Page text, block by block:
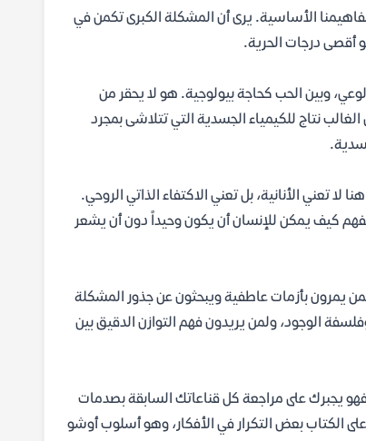
الأساسية. يرى أن المشكلة الكبرى تكمن في
أقصى درجات الحرية.
وبين الحب كحاجة بيولوجية. هو لا يحقر من
نتاج للكيمياء الجسدية التي تتلاشى بمجرد
تعني الأنانية، بل تعني الاكتفاء الذاتي الروحي.
كيف يمكن للإنسان أن يكون وحيداً دون أن يشعر
يمرون بأزمات عاطفية ويبحثون عن جذور المشكلة
الوجود، ولمن يريدون فهم التوازن الدقيق بين
يجبرك على مراجعة كل قناعاتك السابقة بصدمات
الكتاب بعض التكرار في الأفكار، وهو أسلوب أوشو